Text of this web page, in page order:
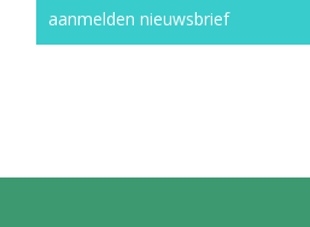
aanmelden nieuwsbrief